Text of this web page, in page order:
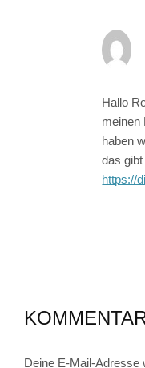
Hallo
meinen
haben
das
https://
Deine E-Mail-Adresse